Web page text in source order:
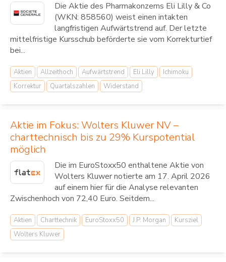
Die Aktie des Pharmakonzerns Eli Lilly & Co
(WKN: 858560) weist einen intakten
langfristigen Aufwärtstrend auf. Der letzte
mittelfristige Kursschub beförderte sie vom Korrekturtief
bei...
Aktien Allzeithoch Aufwärtstrend Eli Lilly
Ichimoku
Korrektur
Quartalszahlen Widerstand
Aktie im Fokus: Wolters Kluwer NV –
charttechnisch bis zu 29% Kurspotential
möglich
Die im EuroStoxx50 enthaltene Aktie von
Wolters Kluwer notierte am 17. April 2026
auf einem hier für die Analyse relevanten
Zwischenhoch von 72,40 Euro. Seitdem...
Aktien Charttechnik EuroStoxx50 J.P. Morgan
Kursziel
Wolters Kluwer